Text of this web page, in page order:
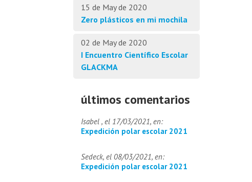
15 de May de 2020
Zero plásticos en mi mochila
02 de May de 2020
I Encuentro Científico Escolar
GLACKMA
últimos comentarios
Isabel , el 17/03/2021, en:
Expedición polar escolar 2021
Sedeck, el 08/03/2021, en:
Expedición polar escolar 2021